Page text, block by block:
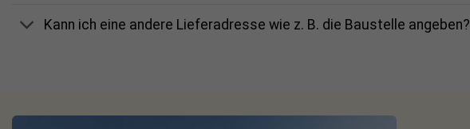
Kann ich eine andere Lieferadresse wie z. B. die Baustelle angeben?